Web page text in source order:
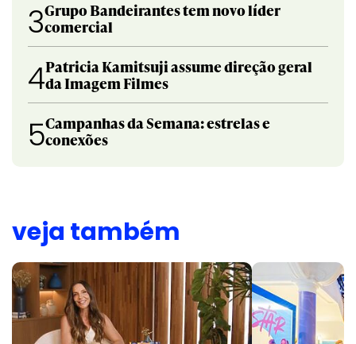
3Grupo Bandeirantes tem novo líder
comercial
4Patricia Kamitsuji assume direção geral
da Imagem Filmes
5Campanhas da Semana: estrelas e
conexões
veja também